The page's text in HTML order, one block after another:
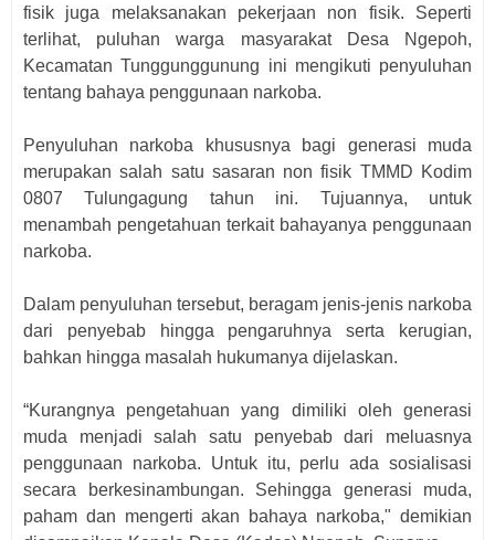
fisik juga melaksanakan pekerjaan non fisik. Seperti
terlihat, puluhan warga masyarakat Desa Ngepoh,
Kecamatan Tunggunggunung ini mengikuti penyuluhan
tentang bahaya penggunaan narkoba.
Penyuluhan narkoba khususnya bagi generasi muda
merupakan salah satu sasaran non fisik TMMD Kodim
0807 Tulungagung tahun ini. Tujuannya, untuk
menambah pengetahuan terkait bahayanya penggunaan
narkoba.
Dalam penyuluhan tersebut, beragam jenis-jenis narkoba
dari penyebab hingga pengaruhnya serta kerugian,
bahkan hingga masalah hukumanya dijelaskan.
“Kurangnya pengetahuan yang dimiliki oleh generasi
muda menjadi salah satu penyebab dari meluasnya
penggunaan narkoba. Untuk itu, perlu ada sosialisasi
secara berkesinambungan. Sehingga generasi muda,
paham dan mengerti akan bahaya narkoba," demikian